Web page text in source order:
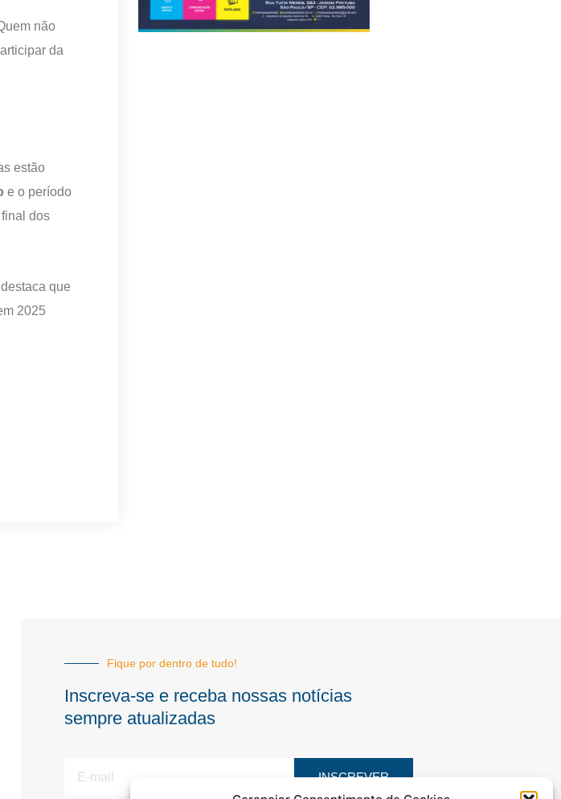
não
da
estão
e o período
dos
que
2025
Fique por dentro de tudo!
Inscreva-se e receba nossas notícias
sempre atualizadas
INSCREVER